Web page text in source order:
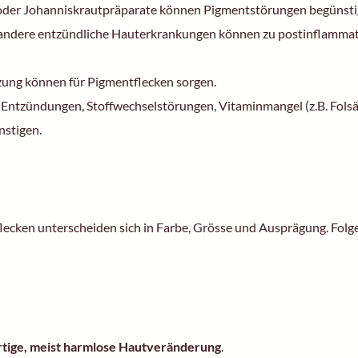
Johanniskrautpräparate können Pigmentstörungen
entzündliche Hauterkrankungen können zu
können für Pigmentflecken sorgen.
Stoffwechselstörungen, Vitaminmangel (z.B.
unterscheiden sich in Farbe, Grösse und Ausprägung.
meist harmlose Hautveränderung.